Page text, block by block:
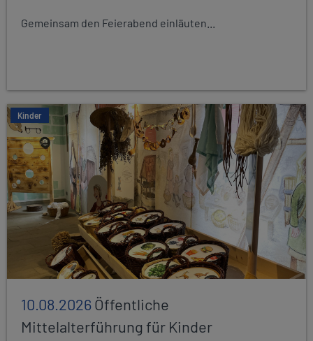
Gemeinsam den Feierabend einläuten...
Kinder
10.08.2026Öffentliche
Mittelalterführung für Kinder